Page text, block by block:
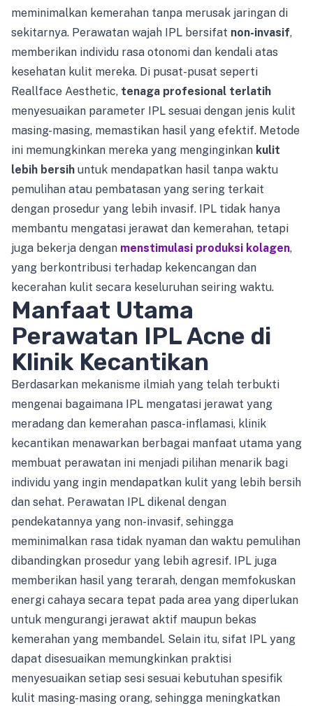
meminimalkan kemerahan tanpa merusak jaringan di
sekitarnya. Perawatan wajah IPL bersifat non-invasif,
memberikan individu rasa otonomi dan kendali atas
kesehatan kulit mereka. Di pusat-pusat seperti
Reallface Aesthetic, tenaga profesional terlatih
menyesuaikan parameter IPL sesuai dengan jenis kulit
masing-masing, memastikan hasil yang efektif. Metode
ini memungkinkan mereka yang menginginkan kulit
lebih bersih untuk mendapatkan hasil tanpa waktu
pemulihan atau pembatasan yang sering terkait
dengan prosedur yang lebih invasif. IPL tidak hanya
membantu mengatasi jerawat dan kemerahan, tetapi
juga bekerja dengan menstimulasi produksi kolagen,
yang berkontribusi terhadap kekencangan dan
kecerahan kulit secara keseluruhan seiring waktu.
Manfaat Utama
Perawatan IPL Acne di
Klinik Kecantikan
Berdasarkan mekanisme ilmiah yang telah terbukti
mengenai bagaimana IPL mengatasi jerawat yang
meradang dan kemerahan pasca-inflamasi, klinik
kecantikan menawarkan berbagai manfaat utama yang
membuat perawatan ini menjadi pilihan menarik bagi
individu yang ingin mendapatkan kulit yang lebih bersih
dan sehat. Perawatan IPL dikenal dengan
pendekatannya yang non-invasif, sehingga
meminimalkan rasa tidak nyaman dan waktu pemulihan
dibandingkan prosedur yang lebih agresif. IPL juga
memberikan hasil yang terarah, dengan memfokuskan
energi cahaya secara tepat pada area yang diperlukan
untuk mengurangi jerawat aktif maupun bekas
kemerahan yang membandel. Selain itu, sifat IPL yang
dapat disesuaikan memungkinkan praktisi
menyesuaikan setiap sesi sesuai kebutuhan spesifik
kulit masing-masing orang, sehingga meningkatkan